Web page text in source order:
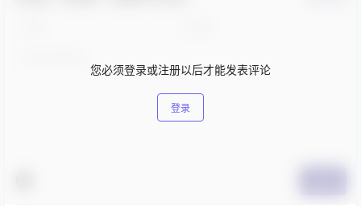
您必须登录或注册以后才能发表评论
登录